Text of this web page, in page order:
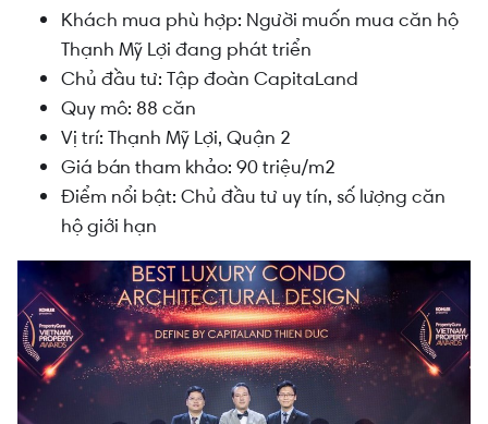
Khách mua phù hợp: Người muốn mua căn hộ
Thạnh Mỹ Lợi đang phát triển
Chủ đầu tư: Tập đoàn CapitaLand
Quy mô: 88 căn
Vị trí: Thạnh Mỹ Lợi, Quận 2
Giá bán tham khảo: 90 triệu/m2
Điểm nổi bật: Chủ đầu tư uy tín, số lượng căn
hộ giới hạn